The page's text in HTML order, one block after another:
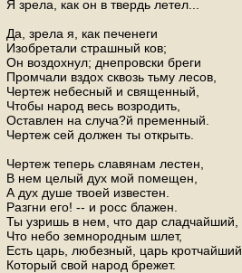
Я зрела, как он в твердь летел...
Да, зрела я, как печенеги
Изобретали страшный ков;
Он воздохнул; днепровски бреги
Промчали вздох сквозь тьму лесов,
Чертеж небесный и священный,
Чтобы народ весь возродить,
Оставлен на случа?й пременный.
Чертеж сей должен ты открыть.
Чертеж теперь славянам лестен,
В нем целый дух мой помещен,
А дух душе твоей известен.
Разгни его! -- и росс блажен.
Ты узришь в нем, что дар сладчайший,
Что небо земнородным шлет,
Есть царь, любезный, царь кротчайший,
Который свой народ брежет.